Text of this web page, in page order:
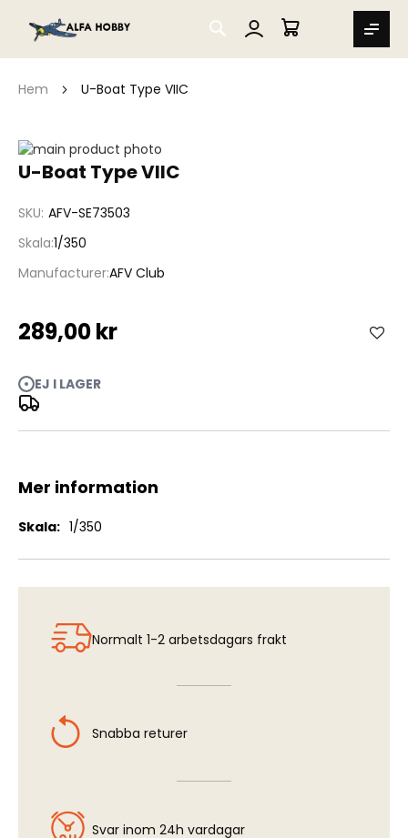
SEARCH
MIN VARUKORG
Hem U-Boat Type VIIC
U-Boat Type VIIC
SKU AFV-SE73503
Skala 1/350
ManufacturerAFV Club
289,00 kr
EJ I LAGER
Hoppa
till
bildgalleriet
Hoppa
av
bildgalleriet
Mer information
Mer
1/350
Normalt 1-2 arbetsdagars frakt
Snabba returer
Svar inom 24h vardagar